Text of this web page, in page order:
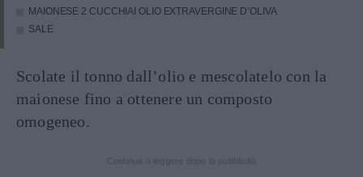
MAIONESE 2 CUCCHIAI OLIO EXTRAVERGINE D’OLIVA
SALE
Scolate il tonno dall’olio e mescolatelo con la
maionese fino a ottenere un composto
omogeneo.